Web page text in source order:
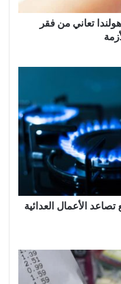
تعاني من فقر
الأعمال العدائية